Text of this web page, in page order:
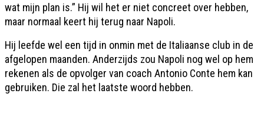
wat mijn plan is.” Hij wil het er niet concreet over hebben,
maar normaal keert hij terug naar Napoli.
Hij leefde wel een tijd in onmin met de Italiaanse club in de
afgelopen maanden. Anderzijds zou Napoli nog wel op hem
rekenen als de opvolger van coach Antonio Conte hem kan
gebruiken. Die zal het laatste woord hebben.